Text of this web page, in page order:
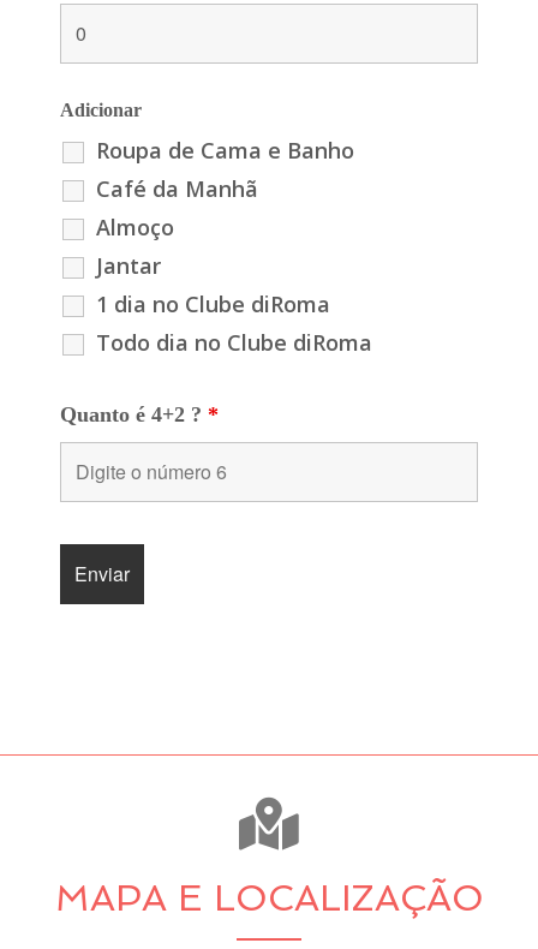
Adicionar
Roupa de Cama e Banho
Café da Manhã
Almoço
Jantar
1 dia no Clube diRoma
Todo dia no Clube diRoma
Quanto é 4+2 ? *
MAPA E LOCALIZAÇÃO